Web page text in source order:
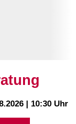
| 10:30 Uhr